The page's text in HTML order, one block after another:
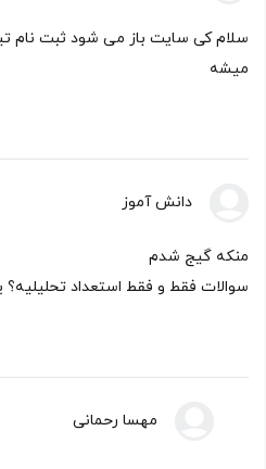
سلام کی سایت باز می شود ثبت نام
میشه
دانش آموز
منکه گیج شدم
سوالات فقط و فقط استعداد
مهسا رحمانی